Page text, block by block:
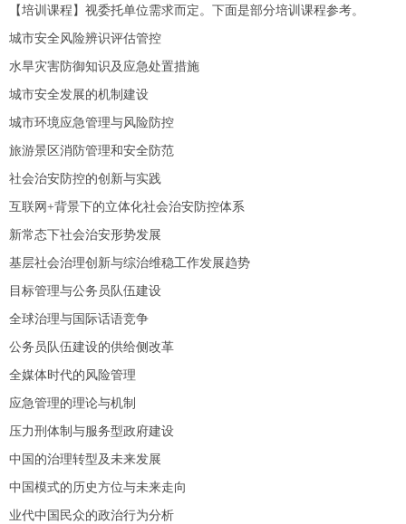
【培训课程】视委托单位需求而定。下面是部分培训课程参考。
城市安全风险辨识评估管控
水旱灾害防御知识及应急处置措施
城市安全发展的机制建设
城市环境应急管理与风险防控
旅游景区消防管理和安全防范
社会治安防控的创新与实践
互联网+背景下的立体化社会治安防控体系
新常态下社会治安形势发展
基层社会治理创新与综治维稳工作发展趋势
目标管理与公务员队伍建设
全球治理与国际话语竞争
公务员队伍建设的供给侧改革
全媒体时代的风险管理
应急管理的理论与机制
压力刑体制与服务型政府建设
中国的治理转型及未来发展
中国模式的历史方位与未来走向
业代中国民众的政治行为分析